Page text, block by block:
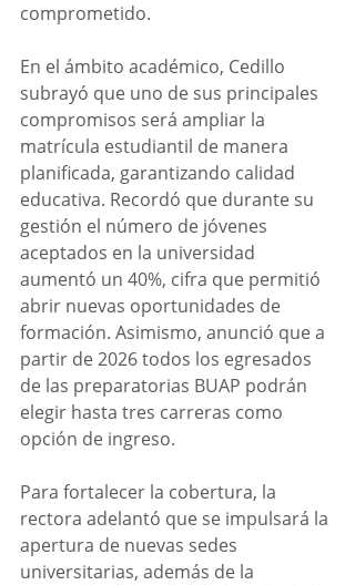
comprometido.
En el ámbito académico, Cedillo
subrayó que uno de sus principales
compromisos será ampliar la
matrícula estudiantil de manera
planificada, garantizando calidad
educativa. Recordó que durante su
gestión el número de jóvenes
aceptados en la universidad
aumentó un 40%, cifra que permitió
abrir nuevas oportunidades de
formación. Asimismo, anunció que a
partir de 2026 todos los egresados
de las preparatorias BUAP podrán
elegir hasta tres carreras como
opción de ingreso.
Para fortalecer la cobertura, la
rectora adelantó que se impulsará la
apertura de nuevas sedes
universitarias, además de la